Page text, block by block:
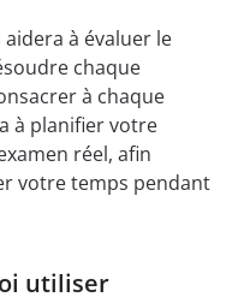
aidera à évaluer le
chaque
à chaque
à planifier votre
réel, afin
votre temps pendant
utiliser